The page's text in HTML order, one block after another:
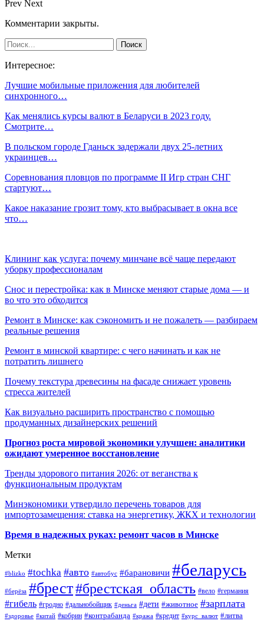
Prev Next
Комментарии закрыты.
Интересное:
Лучшие мобильные приложения для любителей
синхронного…
Как менялись курсы валют в Беларуси в 2023 году.
Смотрите…
В польском городе Гданьск задержали двух 25-летних
украинцев…
Соревнования пловцов по программе II Игр стран СНГ
стартуют…
Какое наказание грозит тому, кто выбрасывает в окна все
что…
Клининг как услуга: почему минчане всё чаще передают
уборку профессионалам
Снос и перестройка: как в Минске меняют старые дома — и
во что это обходится
Ремонт в Минске: как сэкономить и не пожалеть — разбираем
реальные решения
Ремонт в минской квартире: с чего начинать и как не
потратить лишнего
Почему текстура древесины на фасаде снижает уровень
стресса жителей
Как визуально расширить пространство с помощью
продуманных дизайнерских решений
Прогноз роста мировой экономики улучшен: аналитики
ожидают умеренное восстановление
Тренды здорового питания 2026: от веганства к
функциональным продуктам
Минэкономики утвердило перечень товаров для
импортозамещения: ставка на энергетику, ЖКХ и технологии
Время в надежных руках: ремонт часов в Минске
Метки
#blizko #tochka #авто #автобус #барановичи #беларусь
#берёза #брест#брестская_область #вело #германия
#гибель #гродно #дальнобойщик #деньга #дети #животное #зарплата
#здоровье #китай #кобрин #контрабанда #кража #кредит #курс_валют #литва